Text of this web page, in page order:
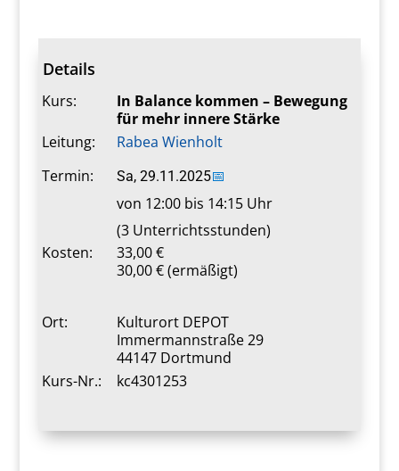
Details
Kurs:
In Balance kommen – Bewegung
für mehr innere Stärke
Leitung:
Rabea Wienholt
Termin:
Sa, 29.11.2025📅
von 12:00 bis 14:15 Uhr
(3 Unterrichtsstunden)
Kosten:
33,00 €
30,00 € (ermäßigt)
Ort:
Kulturort DEPOT
Immermannstraße 29
44147 Dortmund
Kurs-Nr.:
kc4301253